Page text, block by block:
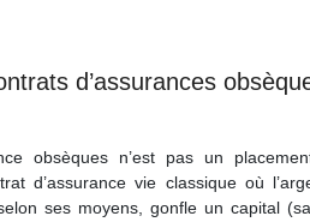
d’assurances
obsèques n’est pas un
d’assurance vie classique où
ses moyens, gonfle un capital